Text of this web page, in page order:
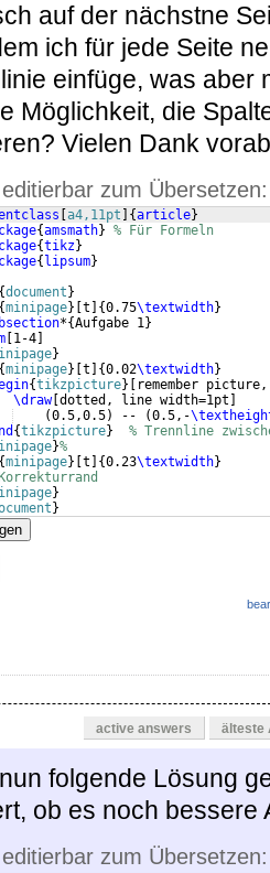
auf der nächstne
ich für jede Seite
einfüge, was aber
Möglichkeit, die
Vielen Dank
zum Übersetzen:
a4,11pt {article}
{amsmath} % Für Formeln
{tikz}
{ lipsum}
{document }
{minipage} t {0.75\textwidth}
*{Aufgabe 1}
1-4
}
{minipage} t {0.02\textwidth}
{tikzpicture}
remember
\draw[ dotted, line width=1pt
(0.5,0.5) -- (0.5,-
{tikzpicture}
% Trennline
}%
{minipage} t {0.23\textwidth}
}
}
active answers älteste
folgende Lösung
ob es noch bessere
zum Übersetzen: